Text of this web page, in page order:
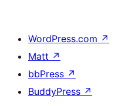
WordPress.com ↗
Matt ↗
bbPress ↗
BuddyPress ↗